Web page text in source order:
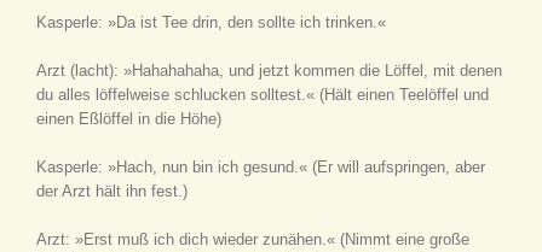
Kasperle: »Da ist Tee drin, den sollte ich trinken.«
Arzt (lacht): »Hahahahaha, und jetzt kommen die Löffel, mit denen
du alles löffelweise schlucken solltest.« (Hält einen Teelöffel und
einen Eßlöffel in die Höhe)
Kasperle: »Hach, nun bin ich gesund.« (Er will aufspringen, aber
der Arzt hält ihn fest.)
Arzt: »Erst muß ich dich wieder zunähen.« (Nimmt eine große